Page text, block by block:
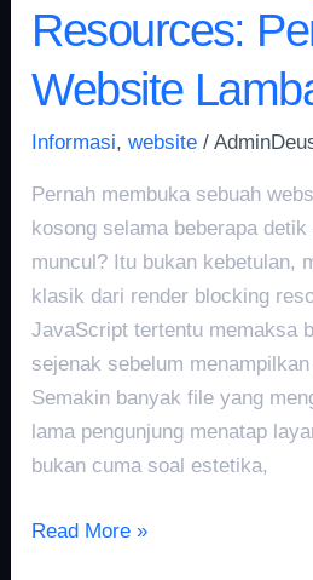
Resources:
Website
Informasi,website /
Pernah membuka sebuah
kosong selama beberapa
muncul? Itu bukan kebetulan,
klasik dari render blocking
JavaScript tertentu memaksa
sejenak sebelum
Semakin banyak file yang
lama pengunjung menatap
bukan cuma soal estetika,
Read More »